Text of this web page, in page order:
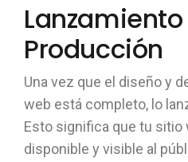
Producción
Una vez que el diseño y
web está completo, lo
Esto significa que tu sitio
disponible y visible al